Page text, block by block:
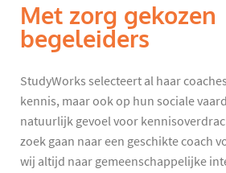
Met zorg gekozen
begeleiders
StudyWorks selecteert al haar
kennis, maar ook op hun sociale
natuurlijk gevoel voor
zoek gaan naar een geschikte coach
wij altijd naar gemeenschappelijke